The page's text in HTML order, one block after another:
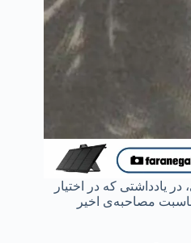
یادداشتی که در اختیار
مصاحبه‌ی اخیر